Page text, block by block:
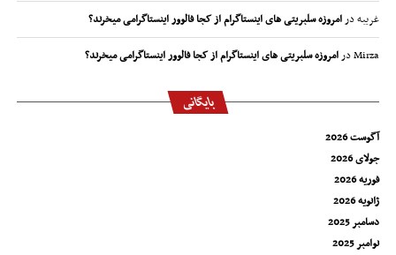
غریبهدرامروزه سلبریتی های اینستاگرام از کجا فالوور اینستاگرامی میخرند؟
Mirzaدرامروزه سلبریتی های اینستاگرام از کجا فالوور اینستاگرامی میخرند؟
بایگانی
آگوست 2026
جولای 2026
فوریه 2026
ژانویه 2026
دسامبر 2025
نوامبر 2025